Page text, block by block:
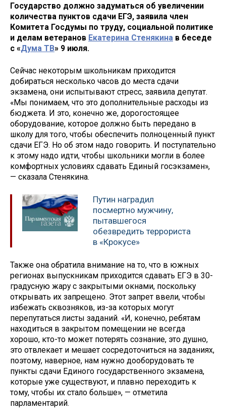
Государство должно задуматься об увеличении
количества пунктов сдачи ЕГЭ, заявила член
Комитета Госдумы по труду, социальной политике
и делам ветеранов Екатерина Стенякина в беседе
с «Дума ТВ» 9 июля.
Сейчас некоторым школьникам приходится
добираться несколько часов до места сдачи
экзамена, они испытывают стресс, заявила депутат.
«Мы понимаем, что это дополнительные расходы из
бюджета. И это, конечно же, дорогостоящее
оборудование, которое должно быть передано в
школу для того, чтобы обеспечить полноценный пункт
сдачи ЕГЭ. Но об этом надо говорить. И поступательно
к этому надо идти, чтобы школьники могли в более
комфортных условиях сдавать Единый госэкзамен»,
— сказала Стенякина.
Путин наградил
посмертно мужчину,
пытавшегося
обезвредить террориста
в «Крокусе»
Также она обратила внимание на то, что в южных
регионах выпускникам приходится сдавать ЕГЭ в 30-
градусную жару с закрытыми окнами, поскольку
открывать их запрещено. Этот запрет ввели, чтобы
избежать сквозняков, из-за которых могут
перепутаться листы заданий. «И, конечно, ребятам
находиться в закрытом помещении не всегда
хорошо, кто-то может потерять сознание, это душно,
это отвлекает и мешает сосредоточиться на заданиях,
поэтому, наверное, нам нужно дооборудовать те
пункты сдачи Единого государственного экзамена,
которые уже существуют, и плавно переходить к
тому, чтобы их стало больше», — отметила
парламентарий.